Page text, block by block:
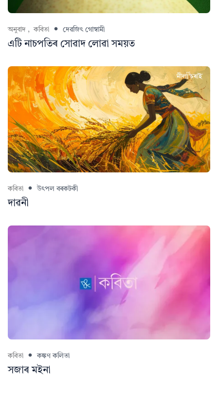
অনুবাদ , কবিতা দেৱজিৎ গোস্বামী
এটি নাচপতিৰ সোৱাদ লোৱা সময়ত
কবিতা উৎপল বৰকটকী
দাৱনী
কবিতা কঙ্কণ কলিতা
সজাৰ মইনা